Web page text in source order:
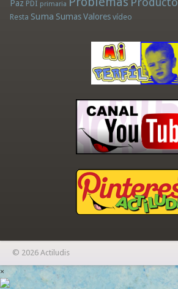
Paz PDI primaria
Resta Suma Sumas Valores vídeo
© 2026 Actiludis
×